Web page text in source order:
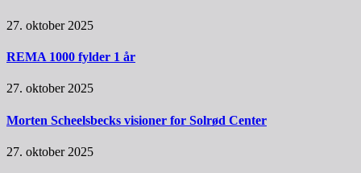
27. oktober 2025
REMA 1000 fylder 1 år
27. oktober 2025
Morten Scheelsbecks visioner for Solrød Center
27. oktober 2025